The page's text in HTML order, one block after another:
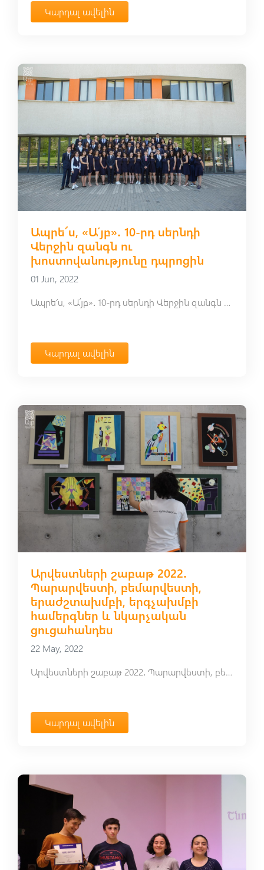
Կարդալ ավելին
Ապրե՜ս, «Ա՛յբ»․ 10-րդ սերնդի
Վերջին զանգն ու
խոստովանությունը դպրոցին
01 Jun, 2022
Ապրե՜ս, «Ա՛յբ»․ 10-րդ սերնդի Վերջին զանգն ու խոստովանությունը դպրոցին
Կարդալ ավելին
Արվեստների շաբաթ 2022․
Պարարվեստի, բեմարվեստի,
երաժշտախմբի, երգչախմբի
համերգներ և նկարչական
ցուցահանդես
22 May, 2022
Արվեստների շաբաթ 2022․ Պարարվեստի, բեմարվեստի, երաժշտախմբի, երգչախմբի համերգներ և նկարչական ցուցահանդես
Կարդալ ավելին